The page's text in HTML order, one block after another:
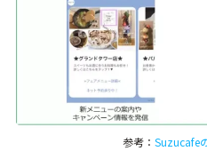
参考：Suzucafe